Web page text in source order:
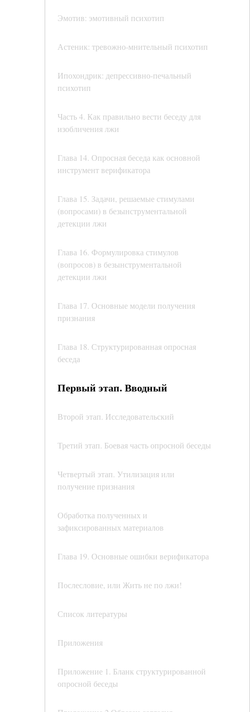
Эмотив: эмотивный психотип
Астеник: тревожно-мнительный психотип
Ипохондрик: депрессивно-печальный
психотип
Часть 4. Как правильно вести беседу для
изобличения лжи
Глава 14. Опросная беседа как основной
инструмент верификатора
Глава 15. Задачи, решаемые стимулами
(вопросами) в безынструментальной
детекции лжи
Глава 16. Формулировка стимулов
(вопросов) в безынструментальной
детекции лжи
Глава 17. Основные модели получения
признания
Глава 18. Структурированная опросная
беседа
Первый этап. Вводный
Второй этап. Исследовательский
Третий этап. Боевая часть опросной беседы
Четвертый этап. Утилизация или
получение признания
Обработка полученных и
зафиксированных материалов
Глава 19. Основные ошибки верификатора
Послесловие, или Жить не по лжи!
Список литературы
Приложения
Приложение 1. Бланк структурированной
опросной беседы